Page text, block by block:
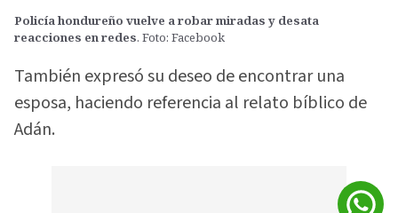
Policía hondureño vuelve a robar miradas y desata
reacciones en redes. Foto: Facebook
También expresó su deseo de encontrar una
esposa, haciendo referencia al relato bíblico de
Adán.